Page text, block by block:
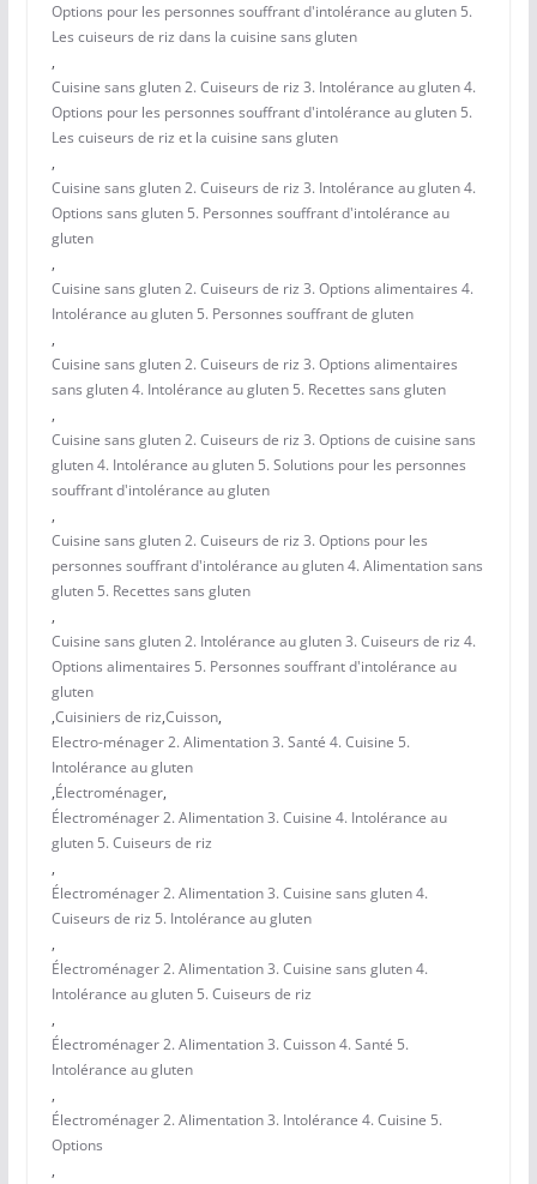
Options pour les personnes souffrant d'intolérance au gluten 5.
Les cuiseurs de riz dans la cuisine sans gluten
,
Cuisine sans gluten 2. Cuiseurs de riz 3. Intolérance au gluten 4.
Options pour les personnes souffrant d'intolérance au gluten 5.
Les cuiseurs de riz et la cuisine sans gluten
,
Cuisine sans gluten 2. Cuiseurs de riz 3. Intolérance au gluten 4.
Options sans gluten 5. Personnes souffrant d'intolérance au
gluten
,
Cuisine sans gluten 2. Cuiseurs de riz 3. Options alimentaires 4.
Intolérance au gluten 5. Personnes souffrant de gluten
,
Cuisine sans gluten 2. Cuiseurs de riz 3. Options alimentaires
sans gluten 4. Intolérance au gluten 5. Recettes sans gluten
,
Cuisine sans gluten 2. Cuiseurs de riz 3. Options de cuisine sans
gluten 4. Intolérance au gluten 5. Solutions pour les personnes
souffrant d'intolérance au gluten
,
Cuisine sans gluten 2. Cuiseurs de riz 3. Options pour les
personnes souffrant d'intolérance au gluten 4. Alimentation sans
gluten 5. Recettes sans gluten
,
Cuisine sans gluten 2. Intolérance au gluten 3. Cuiseurs de riz 4.
Options alimentaires 5. Personnes souffrant d'intolérance au
gluten
,Cuisiniers de riz,Cuisson,
Electro-ménager 2. Alimentation 3. Santé 4. Cuisine 5.
Intolérance au gluten
,Électroménager,
Électroménager 2. Alimentation 3. Cuisine 4. Intolérance au
gluten 5. Cuiseurs de riz
,
Électroménager 2. Alimentation 3. Cuisine sans gluten 4.
Cuiseurs de riz 5. Intolérance au gluten
,
Électroménager 2. Alimentation 3. Cuisine sans gluten 4.
Intolérance au gluten 5. Cuiseurs de riz
,
Électroménager 2. Alimentation 3. Cuisson 4. Santé 5.
Intolérance au gluten
,
Électroménager 2. Alimentation 3. Intolérance 4. Cuisine 5.
Options
,